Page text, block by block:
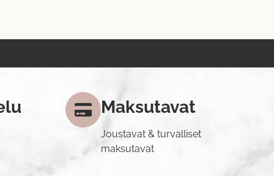
Maksutavat
Joustavat & turvalliset
maksutavat